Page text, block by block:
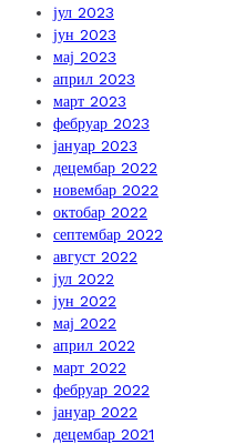
јул 2023
јун 2023
мај 2023
април 2023
март 2023
фебруар 2023
јануар 2023
децембар 2022
новембар 2022
октобар 2022
септембар 2022
август 2022
јул 2022
јун 2022
мај 2022
април 2022
март 2022
фебруар 2022
јануар 2022
децембар 2021